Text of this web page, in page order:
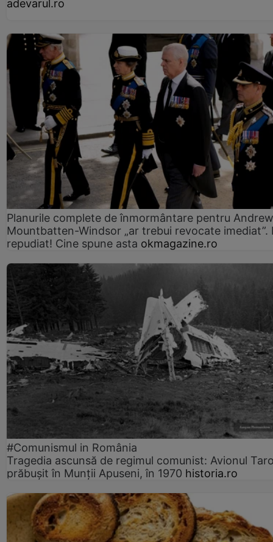
adevarul.ro
Planurile complete de înmormântare pentru Andrew
Mountbatten-Windsor „ar trebui revocate imediat”.
repudiat! Cine spune asta okmagazine.ro
#Comunismul in România
Tragedia ascunsă de regimul comunist: Avionul
prăbușit în Munții Apuseni, în 1970 historia.ro